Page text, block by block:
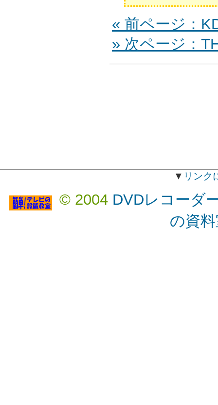
« 前ページ：
» 次ページ：
▼ リンク
© 2004 DVDレコーダ
の資